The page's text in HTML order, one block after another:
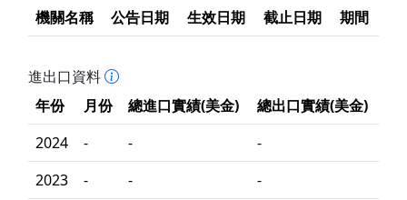
機關名稱
公告日期 生效日期 截止日期 期間
進出口資料
年份
月份 總進口實績(美金)
總出口實績(美金)
2024
- -
-
2023
- -
-